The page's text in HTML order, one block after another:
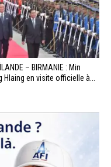
– BIRMANIE : Min
Hlaing en visite officielle à...